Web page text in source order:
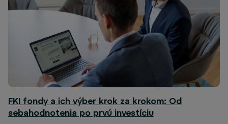
FKI fondy a ich výber krok za krokom: Od
sebahodnotenia po prvú investíciu